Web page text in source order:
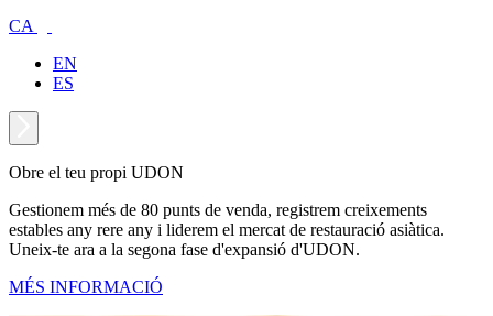
CA
EN
ES
Obre el teu propi UDON
Gestionem més de 80 punts de venda, registrem creixements
estables any rere any i liderem el mercat de restauració asiàtica.
Uneix-te ara a la segona fase d'expansió d'UDON.
MÉS INFORMACIÓ